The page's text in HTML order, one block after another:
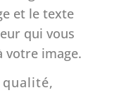
et le texte
qui vous
votre image.